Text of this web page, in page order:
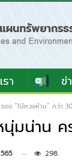
า ข่
ง “ไม้หวงห้าม” กว่า
มน่าน
298